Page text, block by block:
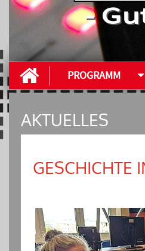
-
PROGRAMM
AKTUELLES
GESCHICHTE